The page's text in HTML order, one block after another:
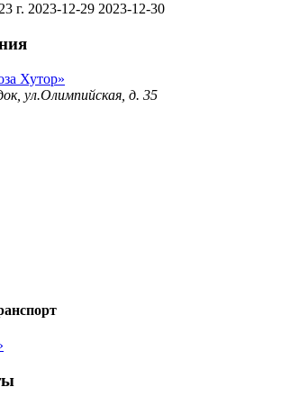
г. 2023-12-29 2023-12-30
Хутор»
ул.Олимпийская, д. 35